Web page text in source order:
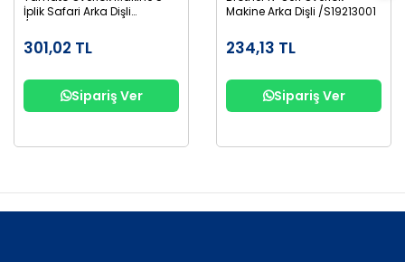
İplik Safari Arka Dişli
/6209004
301,02 TL
Sipariş Ver
Makine Arka Dişli /S19213001
234,13 TL
Sipariş Ver